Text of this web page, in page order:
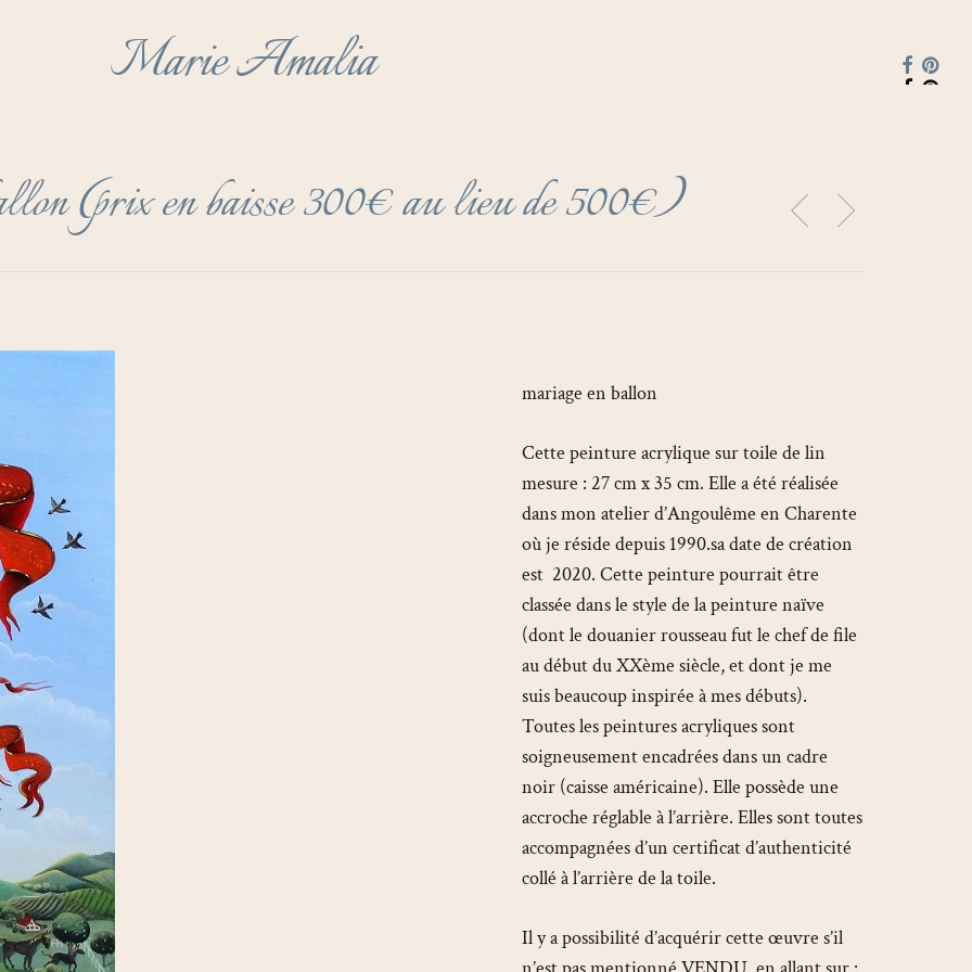
Marie Amalia
(prix en baisse 300€ au lieu de 500€)
mariage en ballon
Cette peinture acrylique sur toile de lin
mesure : 27 cm x 35 cm. Elle a été réalisée
dans mon atelier d’Angoulême en Charente
où je réside depuis 1990.sa date de création
est 2020. Cette peinture pourrait être
classée dans le style de la peinture naïve
(dont le douanier rousseau fut le chef de file
au début du XXème siècle, et dont je me
suis beaucoup inspirée à mes débuts).
Toutes les peintures acryliques sont
soigneusement encadrées dans un cadre
noir (caisse américaine). Elle possède une
accroche réglable à l’arrière. Elles sont toutes
accompagnées d’un certificat d’authenticité
collé à l’arrière de la toile.
Il y a possibilité d’acquérir cette œuvre s’il